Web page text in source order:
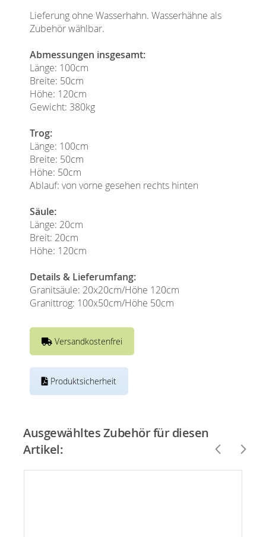
Lieferung ohne Wasserhahn. Wasserhähne als
Zubehör wählbar.
Abmessungen insgesamt:
Länge: 100cm
Breite: 50cm
Höhe: 120cm
Gewicht: 380kg
Trog:
Länge: 100cm
Breite: 50cm
Höhe: 50cm
Ablauf: von vorne gesehen rechts hinten
Säule:
Länge: 20cm
Breit: 20cm
Höhe: 120cm
Details & Lieferumfang:
Granitsäule: 20x20cm/Höhe 120cm
Granittrog: 100x50cm/Höhe 50cm
Versandkostenfrei
Produktsicherheit
Ausgewähltes Zubehör für diesen
Artikel: